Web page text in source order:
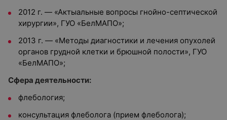
2012 г. — «Актыальные вопросы гнойно-септической
хирургии», ГУО «БелМАПО»;
2013 г. — «Методы диагностики и лечения опухолей
органов грудной клетки и брюшной полости», ГУО
«БелМАПО»;
Сфера деятельности:
флебология;
консультация флеболога (прием флеболога);